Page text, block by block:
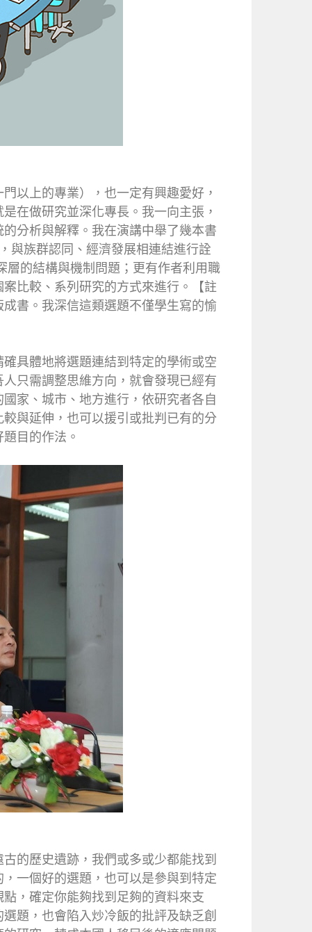
以上的專業），也一定有興趣愛好，
在做研究並深化專長。我一向主張，
分析與解釋。我在演講中舉了幾本書
與族群認同、經濟發展相連結進行詮
層的結構與機制問題；更有作者利用職
比較、系列研究的方式來進行。【註
書。我深信這類選題不僅學生寫的愉
具體地將選題連結到特定的學術或空
只需調整思維方向，就會發現已經有
家、城市、地方進行，依研究者各自
與延伸，也可以援引或批判已有的分
目的作法。
的歷史遺跡，我們或多或少都能找到
一個好的選題，也可以是參與到特定
，確定你能夠找到足夠的資料來支
題，也會陷入炒冷飯的批評及缺乏創